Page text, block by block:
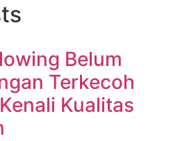
Belum
Terkecoh
Kualitas